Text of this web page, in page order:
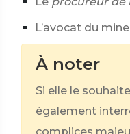
L’avocat du
À noter
Si elle le
également